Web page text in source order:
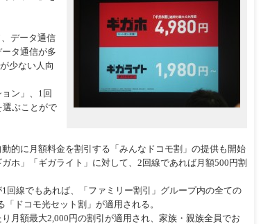
現地サービス
データ通信
タ通信が多
少ない人向
ン」、1回
選ぶことがで
的に月額料金を割引する「みんなドコモ割」の提供も開始
ホ」「ギガライト」に対して、2回線であれば月額500円割
線でもあれば、「ファミリー割引」グループ内の全ての
ドコモ光セット割」が適用される。
月額最大2,000円の割引が適用され、家族・親族全員でお